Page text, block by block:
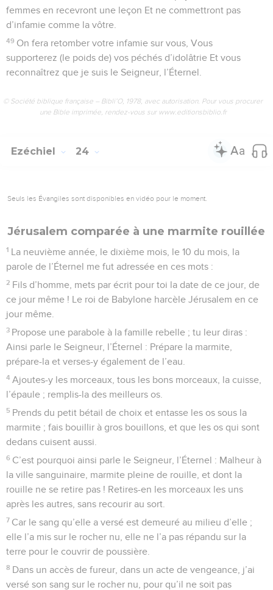
femmes en recevront une leçon Et ne commettront pas
d’infamie comme la vôtre.
49 On fera retomber votre infamie sur vous, Vous
supporterez (le poids de) vos péchés d’idolâtrie Et vous
reconnaîtrez que je suis le Seigneur, l’Éternel.
© Société biblique française – Bibli’O, 1978, avec autorisation. Pour vous procurer
une Bible imprimée, rendez-vous sur www.editionsbiblio.fr
Ezéchiel 24
Seuls les Évangiles sont disponibles en vidéo pour le moment.
Jérusalem comparée à une marmite rouillée
1 La neuvième année, le dixième mois, le 10 du mois, la
parole de l’Éternel me fut adressée en ces mots :
2 Fils d’homme, mets par écrit pour toi la date de ce jour, de
ce jour même ! Le roi de Babylone harcèle Jérusalem en ce
jour même.
3 Propose une parabole à la famille rebelle ; tu leur diras :
Ainsi parle le Seigneur, l’Éternel : Prépare la marmite,
prépare-la et verses-y également de l’eau.
4 Ajoutes-y les morceaux, tous les bons morceaux, la cuisse,
l’épaule ; remplis-la des meilleurs os.
5 Prends du petit bétail de choix et entasse les os sous la
marmite ; fais bouillir à gros bouillons, et que les os qui sont
dedans cuisent aussi.
6 C’est pourquoi ainsi parle le Seigneur, l’Éternel : Malheur à
la ville sanguinaire, marmite pleine de rouille, et dont la
rouille ne se retire pas ! Retires-en les morceaux les uns
après les autres, sans recourir au sort.
7 Car le sang qu’elle a versé est demeuré au milieu d’elle ;
elle l’a mis sur le rocher nu, elle ne l’a pas répandu sur la
terre pour le couvrir de poussière.
8 Dans un accès de fureur, dans un acte de vengeance, j’ai
versé son sang sur le rocher nu, pour qu’il ne soit pas